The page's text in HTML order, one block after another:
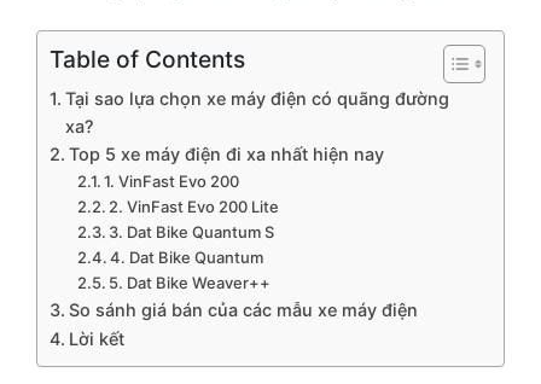
Table of Contents
Tại sao lựa chọn xe máy điện có quãng đường
xa?
Top 5 xe máy điện đi xa nhất hiện nay
1. VinFast Evo 200
2. VinFast Evo 200 Lite
3. Dat Bike Quantum S
4. Dat Bike Quantum
5. Dat Bike Weaver++
So sánh giá bán của các mẫu xe máy điện
Lời kết